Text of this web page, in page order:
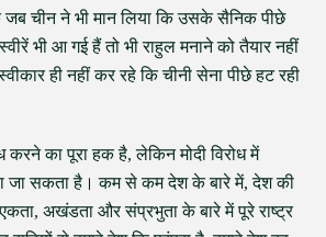
जब चीन ने भी मान लिया कि उसके सैनिक पीछे
भी आ गई हैं तो भी राहुल मनाने को तैयार नहीं
ही नहीं कर रहे कि चीनी सेना पीछे हट रही
करने का पूरा हक है, लेकिन मोदी विरोध में
जा सकता है। कम से कम देश के बारे में, देश की
अखंडता और संप्रभुता के बारे में पूरे राष्ट्र